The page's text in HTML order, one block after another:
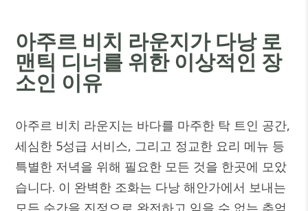
아주르 비치 라운지가 다낭 로
맨틱 디너를 위한 이상적인 장
소인 이유
아주르 비치 라운지는 바다를 마주한 탁 트인 공간,
세심한 5성급 서비스, 그리고 정교한 요리 메뉴 등
특별한 저녁을 위해 필요한 모든 것을 한곳에 모았
습니다. 이 완벽한 조화는 다낭 해안가에서 보내는
모든 순간을 진정으로 완전하고 잊을 수 없는 추억